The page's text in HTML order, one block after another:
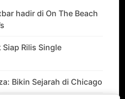
hadir di On The Beach
Rilis Single
Bikin Sejarah di Chicago